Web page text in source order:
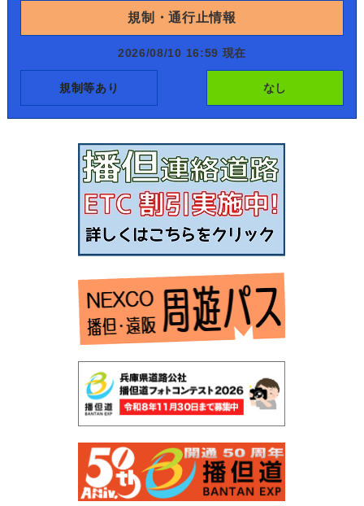
規制・通行止情報
2026/08/10 16:59 現在
規制等あり なし